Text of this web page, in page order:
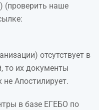
(проверить наше
отсутствует в
то их документы
Апостилирует.
в базе ЕГЕБО по